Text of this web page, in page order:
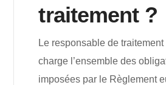
traitement ?
Le responsable de traitement
charge l’ensemble des
imposées par le Règlement